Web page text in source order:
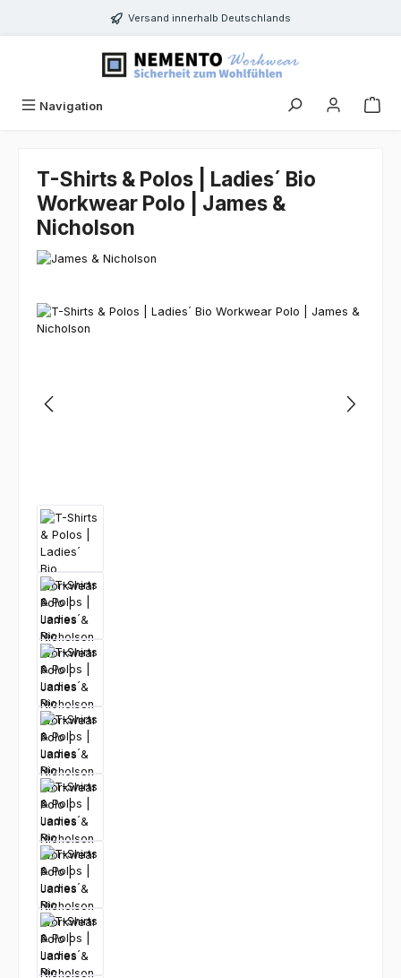
Zum Hauptinhalt springenVersand innerhalb Deutschlands
Navigation
T-Shirts & Polos | Ladies´ Bio
Workwear Polo | James &
Nicholson
Bildergalerie überspringen